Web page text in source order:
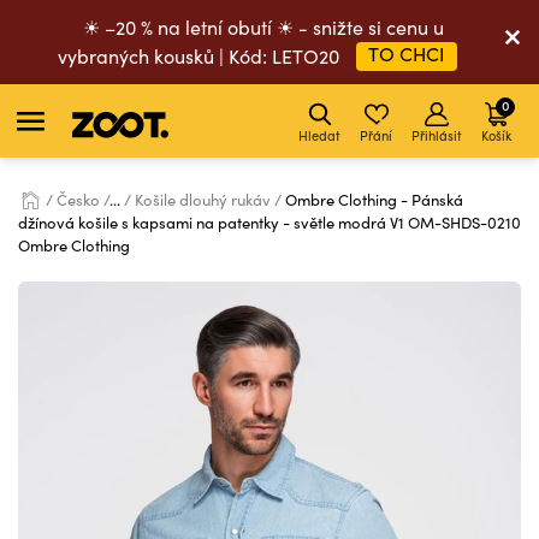
☀ –20 % na letní obutí ☀ - snižte si cenu u
vybraných kousků | Kód: LETO20
TO CHCI
Hledat Přání Přihlásit Košík
0
Česko ... Košile dlouhý rukáv
Ombre Clothing - Pánská
džínová košile s kapsami na patentky - světle modrá V1 OM-SHDS-0210
Ombre Clothing